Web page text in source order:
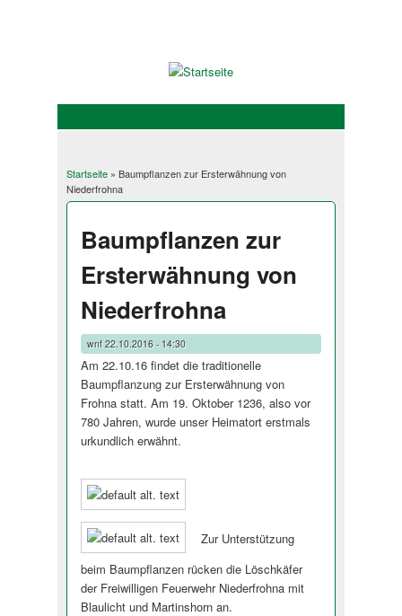
Sie sind hier
Startseite» Baumpflanzen zur Ersterwähnung von
Niederfrohna
Baumpflanzen zur
Ersterwähnung von
Niederfrohna
wnf22.10.2016 - 14:30
Am 22.10.16 findet die traditionelle
Baumpflanzung zur Ersterwähnung von
Frohna statt. Am 19. Oktober 1236, also vor
780 Jahren, wurde unser Heimatort erstmals
urkundlich erwähnt.
Zur Unterstützung
beim Baumpflanzen rücken die Löschkäfer
der Freiwilligen Feuerwehr Niederfrohna mit
Blaulicht und Martinshorn an.